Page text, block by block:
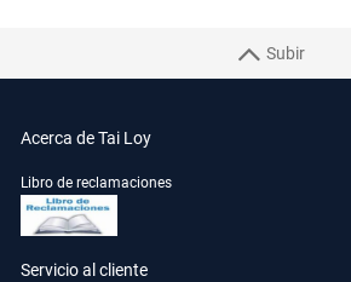
Subir
Acerca de Tai Loy
Libro de reclamaciones
Servicio al cliente